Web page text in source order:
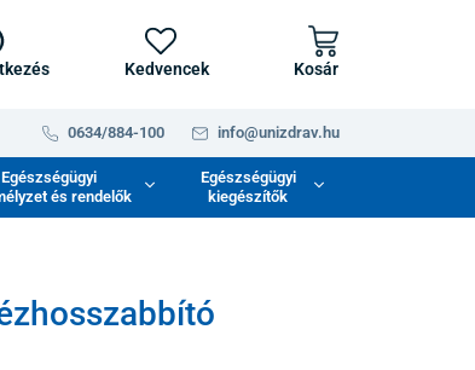
Kedvencek Kosár
0634/884-100 info@unizdrav.hu
Egészségügyi
és rendelők
Egészségügyi
kiegészítők